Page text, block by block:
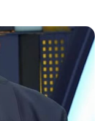
e repúdio aos